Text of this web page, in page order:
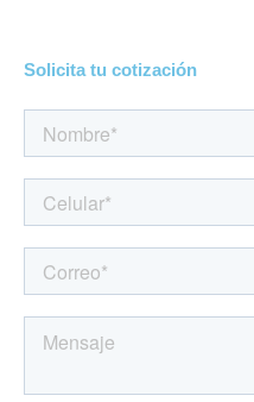
Solicita tu cotización